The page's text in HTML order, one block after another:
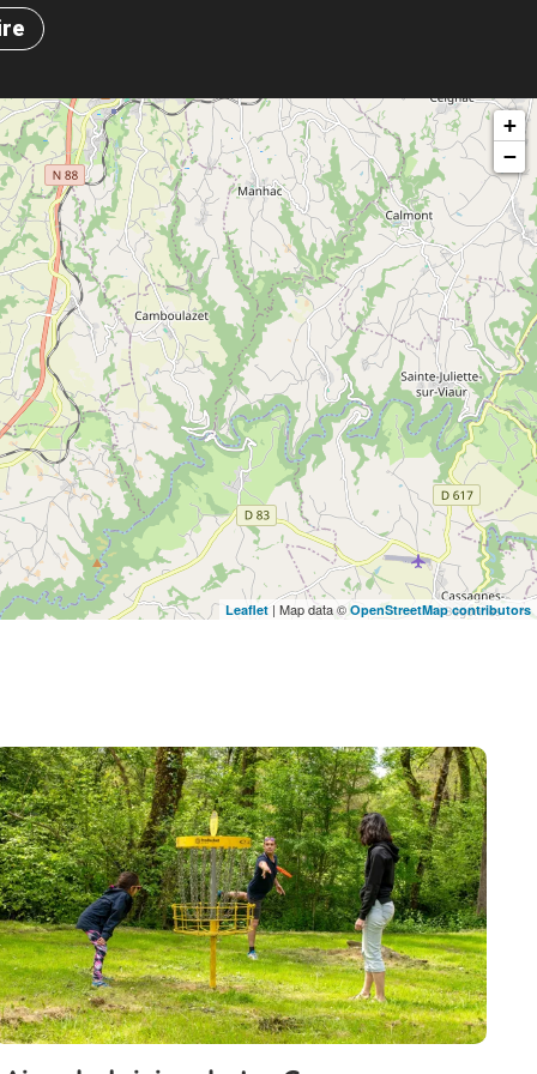
+
−
Leaflet | Map data © OpenStreetMap contributors